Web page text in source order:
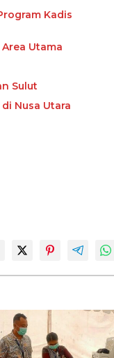
Kadis
Utama
Sulut
Nusa Utara